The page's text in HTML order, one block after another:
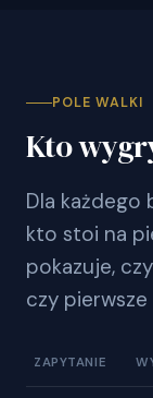
POLE WALKI
Kto
Dla każdego
kto stoi na
pokazuje,
czy
ZAPYTANIE